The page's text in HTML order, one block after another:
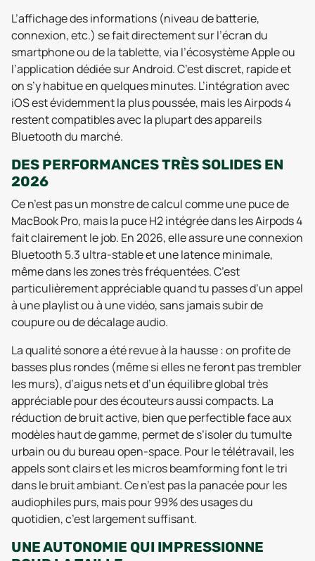
L’affichage des informations (niveau de batterie,
connexion, etc.) se fait directement sur l’écran du
smartphone ou de la tablette, via l’écosystème Apple ou
l’application dédiée sur Android. C’est discret, rapide et
on s’y habitue en quelques minutes. L’intégration avec
iOS est évidemment la plus poussée, mais les Airpods 4
restent compatibles avec la plupart des appareils
Bluetooth du marché.
DES PERFORMANCES TRÈS SOLIDES EN
2026
Ce n’est pas un monstre de calcul comme une puce de
MacBook Pro, mais la puce H2 intégrée dans les Airpods 4
fait clairement le job. En 2026, elle assure une connexion
Bluetooth 5.3 ultra-stable et une latence minimale,
même dans les zones très fréquentées. C’est
particulièrement appréciable quand tu passes d’un appel
à une playlist ou à une vidéo, sans jamais subir de
coupure ou de décalage audio.
La qualité sonore a été revue à la hausse : on profite de
basses plus rondes (même si elles ne feront pas trembler
les murs), d’aigus nets et d’un équilibre global très
appréciable pour des écouteurs aussi compacts. La
réduction de bruit active, bien que perfectible face aux
modèles haut de gamme, permet de s’isoler du tumulte
urbain ou du bureau open-space. Pour le télétravail, les
appels sont clairs et les micros beamforming font le tri
dans le bruit ambiant. Ce n’est pas la panacée pour les
audiophiles purs, mais pour 99% des usages du
quotidien, c’est largement suffisant.
UNE AUTONOMIE QUI IMPRESSIONNE